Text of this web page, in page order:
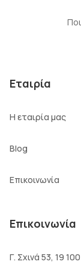
Εταιρία
Η εταιρία μας
Blog
Επικοινωνία
Επικοινωνία
Γ. Σχινά 53, 19